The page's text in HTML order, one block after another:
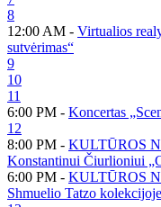
8
12:00 AM - Virtualios
sutvėrimas“
9
10
11
6:00 PM - Koncertas
12
8:00 PM - KULTŪROS
Konstantinui Čiurlioniui
6:00 PM - KULTŪROS
Shmuelio Tatzo